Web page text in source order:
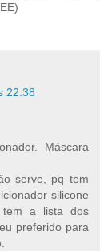
22:38
Máscara
serve, pq tem
silicone
a lista dos
preferido para